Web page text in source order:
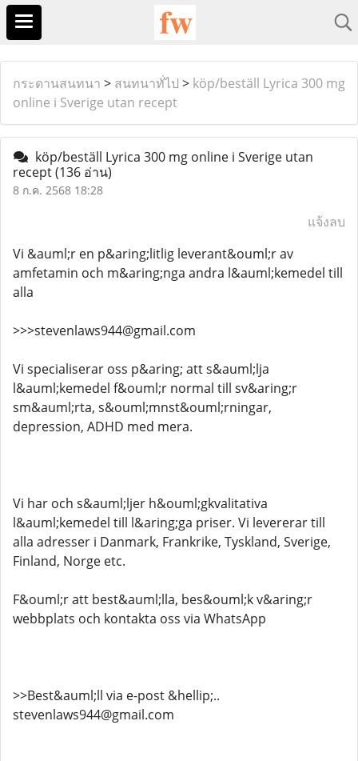
กระดานสนทนา > สนทนาทั่ไป > köp/beställ Lyrica 300 mg
online i Sverige utan recept
köp/beställ Lyrica 300 mg online i Sverige utan
recept(136 อ่าน)
8 ก.ค. 2568 18:28
แจ้งลบ
Vi &auml;r en p&aring;litlig leverant&ouml;r av
amfetamin och m&aring;nga andra l&auml;kemedel till
alla
>>>stevenlaws944@gmail.com
Vi specialiserar oss p&aring; att s&auml;lja
l&auml;kemedel f&ouml;r normal till sv&aring;r
sm&auml;rta, s&ouml;mnst&ouml;rningar,
depression, ADHD med mera.
Vi har och s&auml;ljer h&ouml;gkvalitativa
l&auml;kemedel till l&aring;ga priser. Vi levererar till
alla adresser i Danmark, Frankrike, Tyskland, Sverige,
Finland, Norge etc.
F&ouml;r att best&auml;lla, bes&ouml;k v&aring;r
webbplats och kontakta oss via WhatsApp
>>Best&auml;ll via e-post &hellip;..
stevenlaws944@gmail.com